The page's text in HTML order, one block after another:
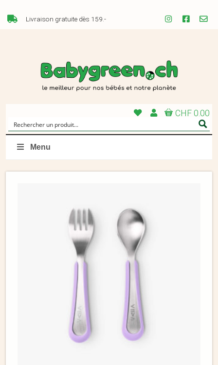
Livraison gratuite dès 159.-
CHF 0.00
Menu